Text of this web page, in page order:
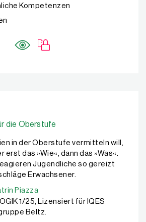
Kompetenzen
die Oberstufe
in der Oberstufe vermitteln will,
das »Wie«, dann das »Was«.
Jugendliche so gereizt
Erwachsener.
Piazza
Piazza
1/25, Lizensiert für IQES
Beltz.